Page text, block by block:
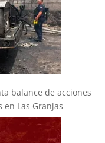
balance de acciones
Las Granjas